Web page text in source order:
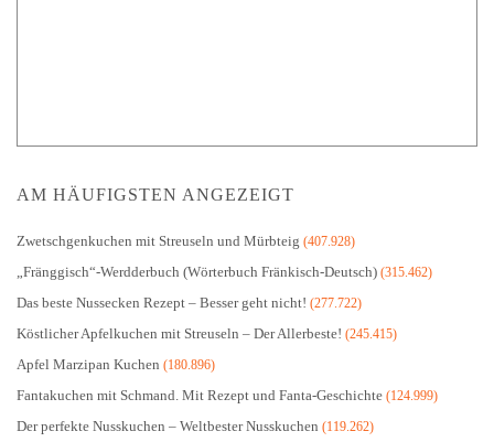
AM HÄUFIGSTEN ANGEZEIGT
Zwetschgenkuchen mit Streuseln und Mürbteig (407.928)
„Fränggisch“-Werdderbuch (Wörterbuch Fränkisch-Deutsch) (315.462)
Das beste Nussecken Rezept – Besser geht nicht! (277.722)
Köstlicher Apfelkuchen mit Streuseln – Der Allerbeste! (245.415)
Apfel Marzipan Kuchen (180.896)
Fantakuchen mit Schmand. Mit Rezept und Fanta-Geschichte (124.999)
Der perfekte Nusskuchen – Weltbester Nusskuchen (119.262)